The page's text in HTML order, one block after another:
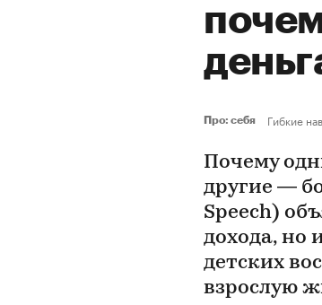
Про: себя Гибкие
Почему
другие —
Speech)
дохода, но
детских
взрослую